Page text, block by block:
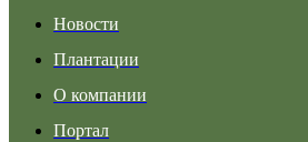
Новости
Плантации
О компании
Портал